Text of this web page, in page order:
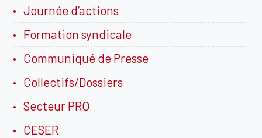
Journée d’actions
Formation syndicale
Communiqué de Presse
Collectifs/Dossiers
Secteur PRO
CESER